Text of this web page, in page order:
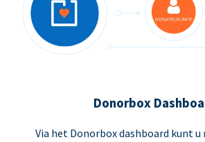
Donorbox
Via het Donorbox dashboard kunt